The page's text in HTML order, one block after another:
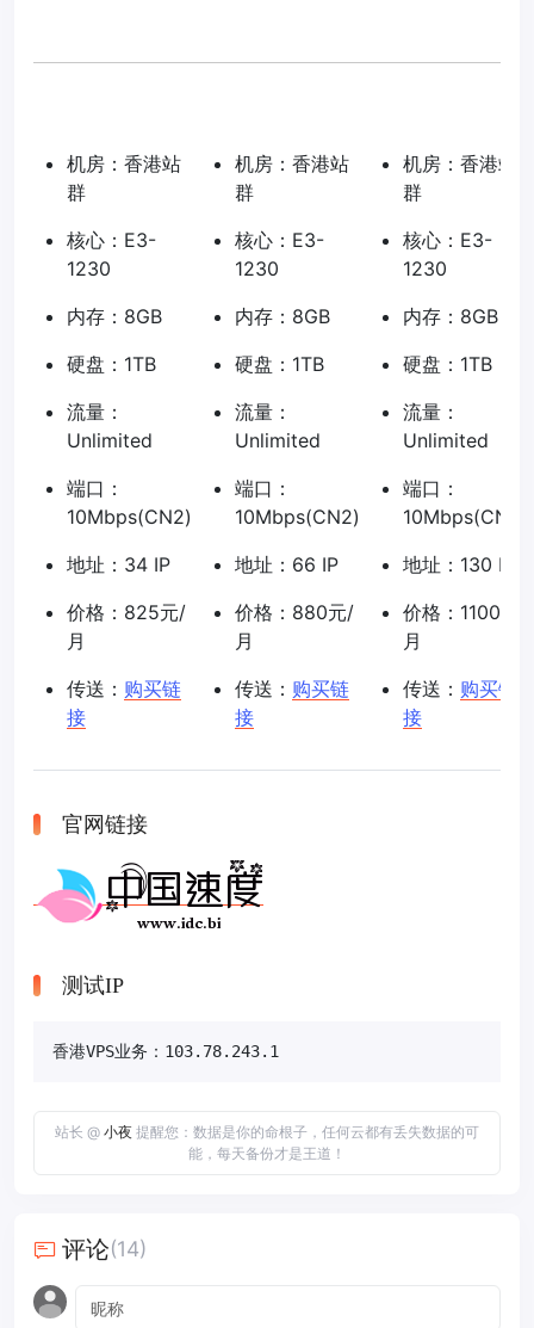
机房：香港站
群
核心：E3-
1230
内存：8GB
硬盘：1TB
流量：
Unlimited
端口：
10Mbps(CN2)
地址：34 IP
价格：825元/
月
传送： 购买链
接
机房：香港站
群
核心：E3-
1230
内存：8GB
硬盘：1TB
流量：
Unlimited
端口：
10Mbps(CN2)
地址：66 IP
价格：880元/
月
传送： 购买链
接
机房：香港站
群
核心：E3-
1230
内存：8GB
硬盘：1TB
流量：
Unlimited
端口：
10Mbps(CN2)
地址：130 IP
价格：1100元/
月
传送： 购买链
接
官网链接
测试IP
香港VPS业务：103.78.243.1
站长 @ 小夜 提醒您：数据是你的命根子，任何云都有丢失数据的可
能，每天备份才是王道！
评论(14)